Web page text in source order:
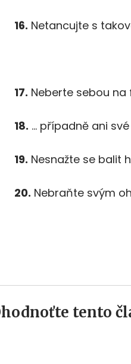
16. Netancujte s
17. Neberte sebou
18. … případně ani
19. Nesnažte se balit
20. Nebraňte svým
tento